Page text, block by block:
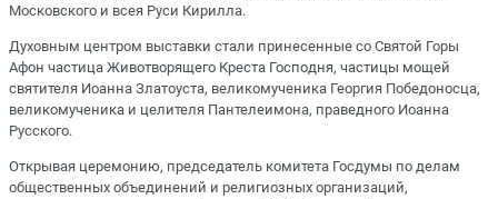
Московского и всея Руси Кирилла.
Духовным центром выставки стали принесенные со Святой Горы
Афон частица Животворящего Креста Господня, частицы мощей
святителя Иоанна Златоуста, великомученика Георгия Победоносца,
великомученика и целителя Пантелеимона, праведного Иоанна
Русского.
Открывая церемонию, председатель комитета Госдумы по делам
общественных объединений и религиозных организаций,